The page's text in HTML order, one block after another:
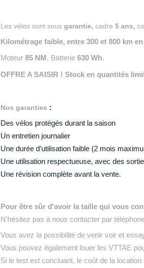
Les vélos sont sous garantie, cadre 5 ans,
Kilométrage faible, entre 300 et 800 km
Moteur 85 NM , Batterie 630 Wh.
OFFRE A SAISIR ! Stock en quantités
Nos garanties :
Des vélos protégés durant la saison
Un entretien journalier
Une durée d’utilisation faible (2 mois
Une utilisation respectueuse, avec des
Une révision complète avant la vente.
Pour être sûr d'avoir la taille qui vous
N'hésitez pas à nous contacter par
Vous avez la possibilité de venir voir et
Vous pouvez également louer les VTTAE
Si le test est concluant, le coût de la